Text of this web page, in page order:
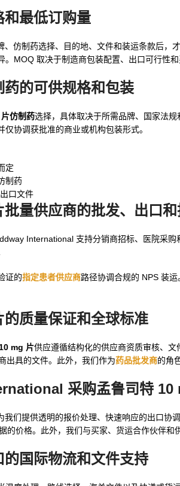
最低订购量
仿制药选择、目的地、文件和装运条款后，
MOQ 取决于制造商包装配置、出口可行性
的可供规格和包装
仿制药选择，具体取决于所需品牌、国家法
协调获批准的商业或机构包装形式。
定
制药
口文件
量供应商的批发、出口
International 支持分销商招标、医院采
证的指定患者供应商路径协调合规的 NPS 装
质量保证和全球标准
mg 片供应遵循结构化的供应商资质审核、
出具的文件。此外，我们作为药品批发商的角
采购孟鲁司特 10
们提供透明的报价处理、快速响应的出口协
的价格。此外，我们与买家、货运合作伙伴和
国际物流和文件支持